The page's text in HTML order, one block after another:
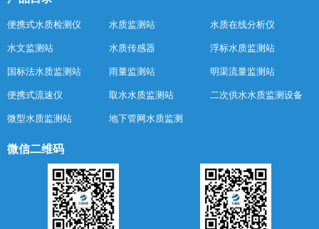
便携式水质检测仪 水质监测站 水质在线分析仪
水文监测站 水质传感器 浮标水质监测站
国标法水质监测站 雨量监测站 明渠流量监测站
便携式流速仪 取水水质监测站 二次供水水质监测设备
微型水质监测站 地下管网水质监测
微信二维码